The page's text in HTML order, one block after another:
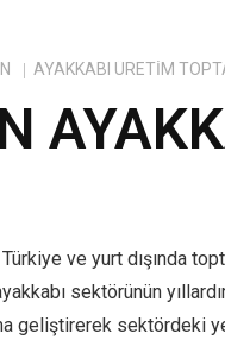
AYAKKABI ÜRETIM
ve yurt dışında
sektörünün
geliştirerek sektördeki